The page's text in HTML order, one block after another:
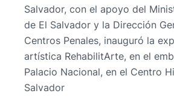
Salvador, con el apoyo del
de El Salvador y la Dirección
Centros Penales, inauguró la
artística RehabilitArte, en el
Palacio Nacional, en el Centro
Salvador